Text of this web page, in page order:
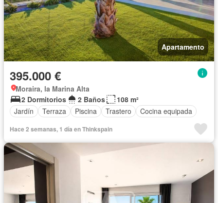
Apartamento
395.000 €
Moraira, la Marina Alta
2 Dormitorios
2 Baños
108 m²
Jardín
Terraza Piscina Trastero Cocina equipada
Hace 2 semanas, 1 día en Thinkspain